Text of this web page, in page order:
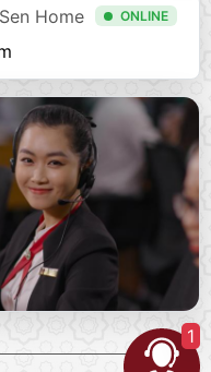
để nhận bản cập nhật &
Home ONLINE
1